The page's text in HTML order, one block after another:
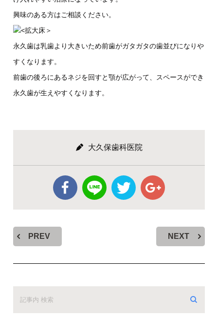
興味のある方はご相談ください。
<拡大床＞
永久歯は乳歯より大きいため前歯がガタガタの歯並びになりや
すくなります。
前歯の後ろにあるネジを回すと顎が広がって、スペースができ
永久歯が生えやすくなります。
大久保歯科医院
PREV NEXT